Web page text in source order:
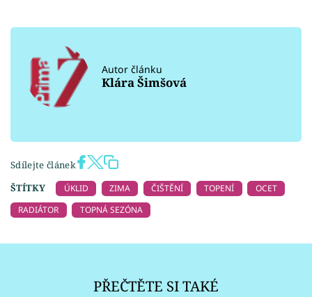
Autor článku
Klára Šimšová
Sdílejte článek
ŠTÍTKY
ÚKLID ZIMA ČIŠTĚNÍ TOPENÍ
OCET
RADIÁTOR
TOPNÁ SEZÓNA
PŘEČTĚTE SI TAKÉ